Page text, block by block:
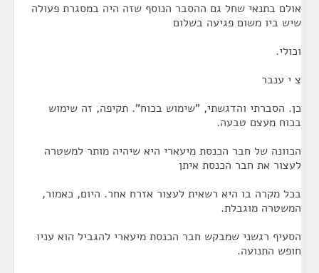
אולם בתנאי שחל גם ההסבר הנוסף שזה היה במסגרת פעולה
שיש ביו משום פגיעה בשלום
וכולי.
צ י ענבר
כן. הסברתי והדגשתי, "שימוש בכוח". תקיפה, זה שימוש
בכוח מעצם טבעה.
הכוונה של חבר הכנסת מיעארי היא שיהיה מותר למשטרה
לעצור את חבר הכנסת איתן
בכל מקרה בו היא רשאית לעצור אזרח אחר. היום, כאמור,
המשטרה מוגבלת.
הסעיף רגשני שמבקש חבר הכנסת מיעארי להגביל הוא עניו
חופש התנועה.